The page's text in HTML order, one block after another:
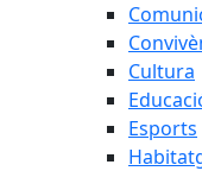
Cultura
Esports